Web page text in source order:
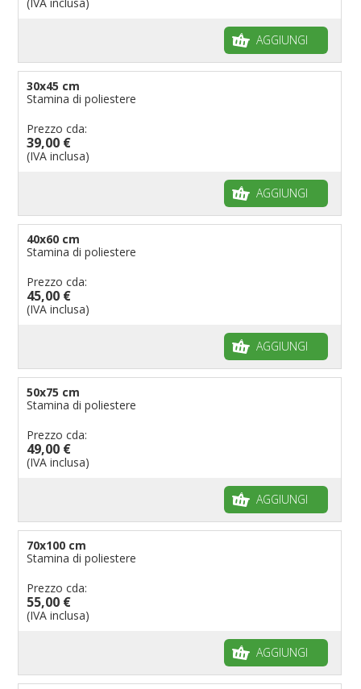
AGGIUNGI
30x45 cm
Stamina di poliestere
Prezzo cda:
39,00 €
(IVA inclusa)
AGGIUNGI
40x60 cm
Stamina di poliestere
Prezzo cda:
45,00 €
(IVA inclusa)
AGGIUNGI
50x75 cm
Stamina di poliestere
Prezzo cda:
49,00 €
(IVA inclusa)
AGGIUNGI
70x100 cm
Stamina di poliestere
Prezzo cda:
55,00 €
(IVA inclusa)
AGGIUNGI